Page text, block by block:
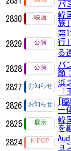
パ
2830
韓
族」
2829
第
行
る
2828
パ
節
2827
浜
「
2826
[
ー
2825
韓
を
2824
ョ